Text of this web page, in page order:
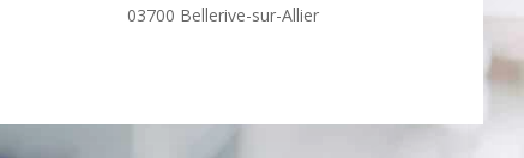
03700 Bellerive-sur-Allier